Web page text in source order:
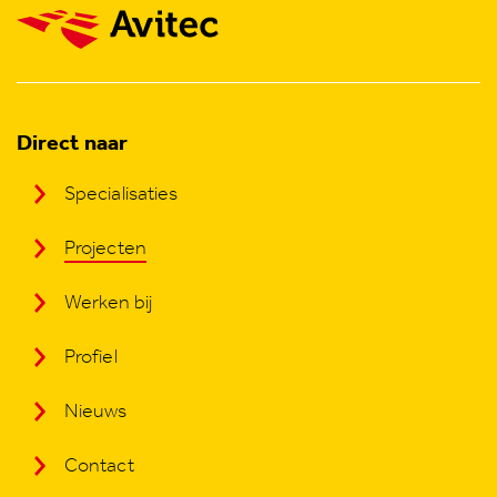
Direct naar
Specialisaties
Projecten
Werken bij
Profiel
Nieuws
Contact